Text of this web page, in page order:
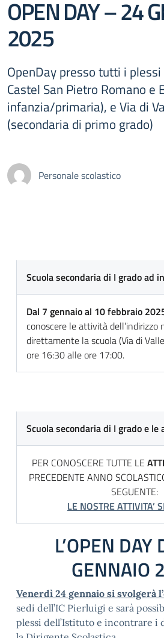
OPEN DAY – 24
2025
OpenDay presso tutti i
Castel San Pietro Romano e
infanzia/primaria), e Via di
(secondaria di primo grado)
Personale scolastico
Scuola secondaria di I grado ad
Dal 7 gennaio al 10 febbraio
conoscere le attività dell’indirizzo
direttamente la scuola (Via di
ore 16:30 alle ore 17:00.
Scuola secondaria di I grado e
PER CONOSCERE TUTTE LE
PRECEDENTE ANNO
SEGUENTE:
LE NOSTRE ATTIVITA’
L’OPEN DAY
GENNAIO
Venerdì 24 gennaio si svolgerà
sedi dell’IC Pierluigi e sarà
plessi dell’Istituto e incontrare